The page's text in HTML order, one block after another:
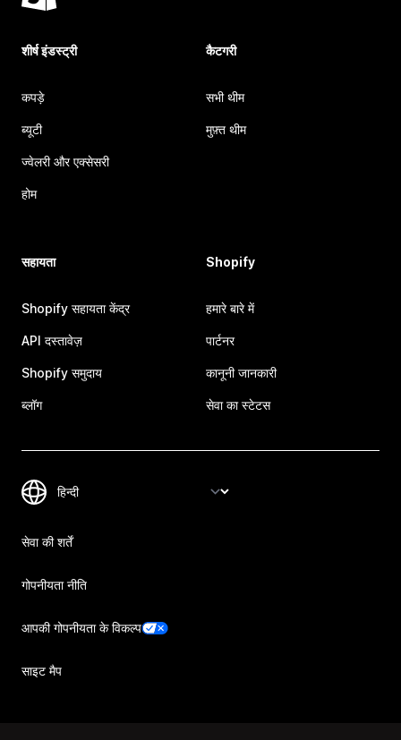
शीर्ष इंडस्ट्री
कपड़े
ब्यूटी
ज्वेलरी और एक्सेसरी
होम
कैटगरी
सभी थीम
मुफ़्त थीम
सहायता
Shopify सहायता केंद्र
API दस्तावेज़
Shopify समुदाय
ब्लॉग
Shopify
हमारे बारे में
पार्टनर
कानूनी जानकारी
सेवा का स्टेटस
सेवा की शर्तें
गोपनीयता नीति
आपकी गोपनीयता के विकल्प
साइट मैप